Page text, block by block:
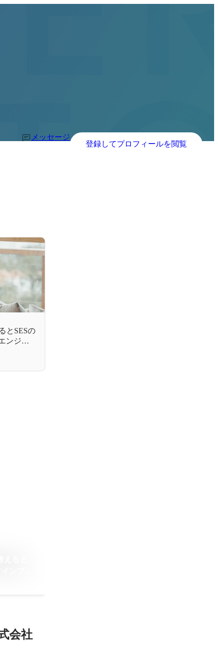
メッセージ
登録してプロフィールを閲覧
とSESの
ンジニ
会社